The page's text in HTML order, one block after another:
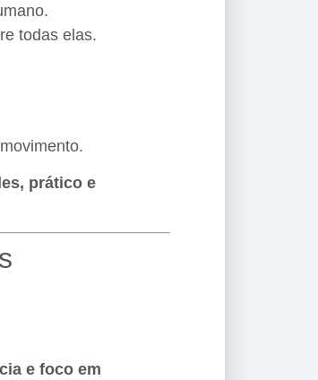
todas elas.
prático e
e foco em